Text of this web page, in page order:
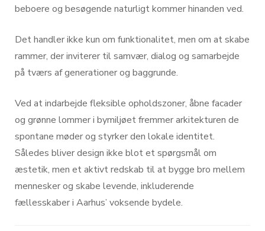
beboere og besøgende naturligt kommer hinanden ved.
Det handler ikke kun om funktionalitet, men om at skabe
rammer, der inviterer til samvær, dialog og samarbejde
på tværs af generationer og baggrunde.
Ved at indarbejde fleksible opholdszoner, åbne facader
og grønne lommer i bymiljøet fremmer arkitekturen de
spontane møder og styrker den lokale identitet.
Således bliver design ikke blot et spørgsmål om
æstetik, men et aktivt redskab til at bygge bro mellem
mennesker og skabe levende, inkluderende
fællesskaber i Aarhus’ voksende bydele.